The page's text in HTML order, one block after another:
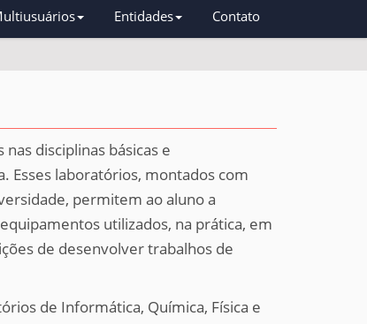
Entidades Contato
disciplinas básicas e
Esses laboratórios, montados com
permitem ao aluno a
utilizados, na prática, em
de desenvolver trabalhos de
de Informática, Química, Física e